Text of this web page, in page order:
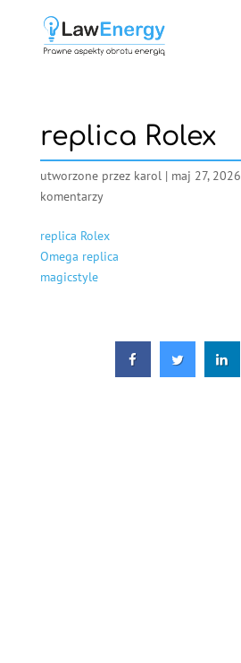
replica Rolex
utworzone przez karol| maj 27, 2026
komentarzy
replica Rolex
Omega replica
magicstyle